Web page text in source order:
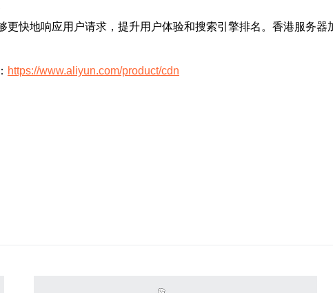
快地响应用户请求，提升用户体验和搜索引擎排名。香港服务
https://www.aliyun.com/product/cdn